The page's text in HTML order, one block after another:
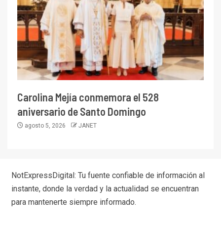
Carolina Mejía conmemora el 528
aniversario de Santo Domingo
agosto 5, 2026 JANET
NotExpressDigital: Tu fuente confiable de información al
instante, donde la verdad y la actualidad se encuentran
para mantenerte siempre informado.